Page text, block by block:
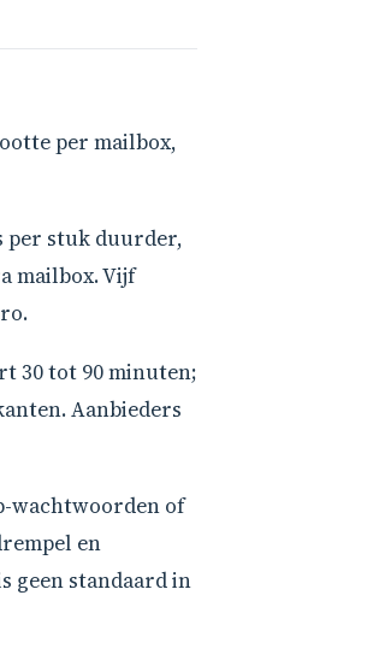
per mailbox,
per stuk duurder,
mailbox. Vijf
30 tot 90 minuten;
Aanbieders
wachtwoorden of
en
geen standaard in